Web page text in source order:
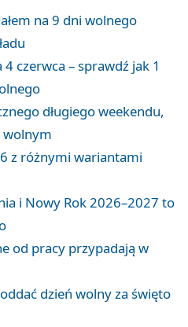
na 9 dni wolnego
czerwca – sprawdź jak 1
długiego weekendu,
wolnym
z różnymi wariantami
i Nowy Rok 2026–2027 to
od pracy przypadają w
dzień wolny za święto